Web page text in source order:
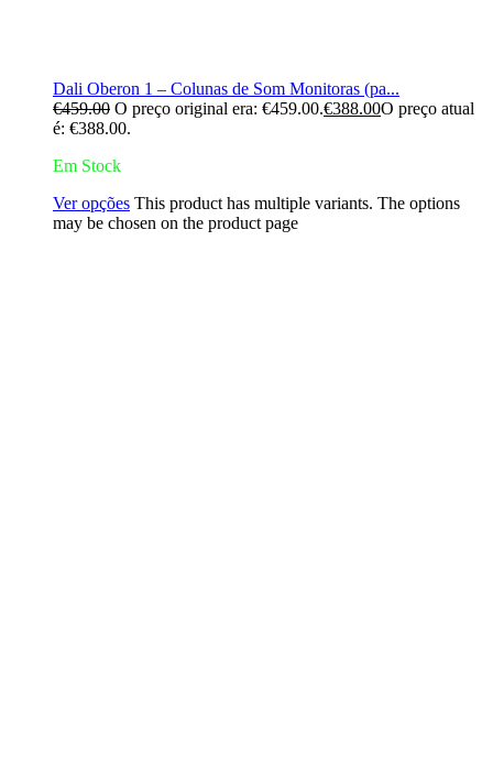
Dali Oberon 1 – Colunas de Som Monitoras (pa...
€459.00 O preço original era: €459.00.€388.00O preço atual
é: €388.00.
Em Stock
Ver opções This product has multiple variants. The options
may be chosen on the product page